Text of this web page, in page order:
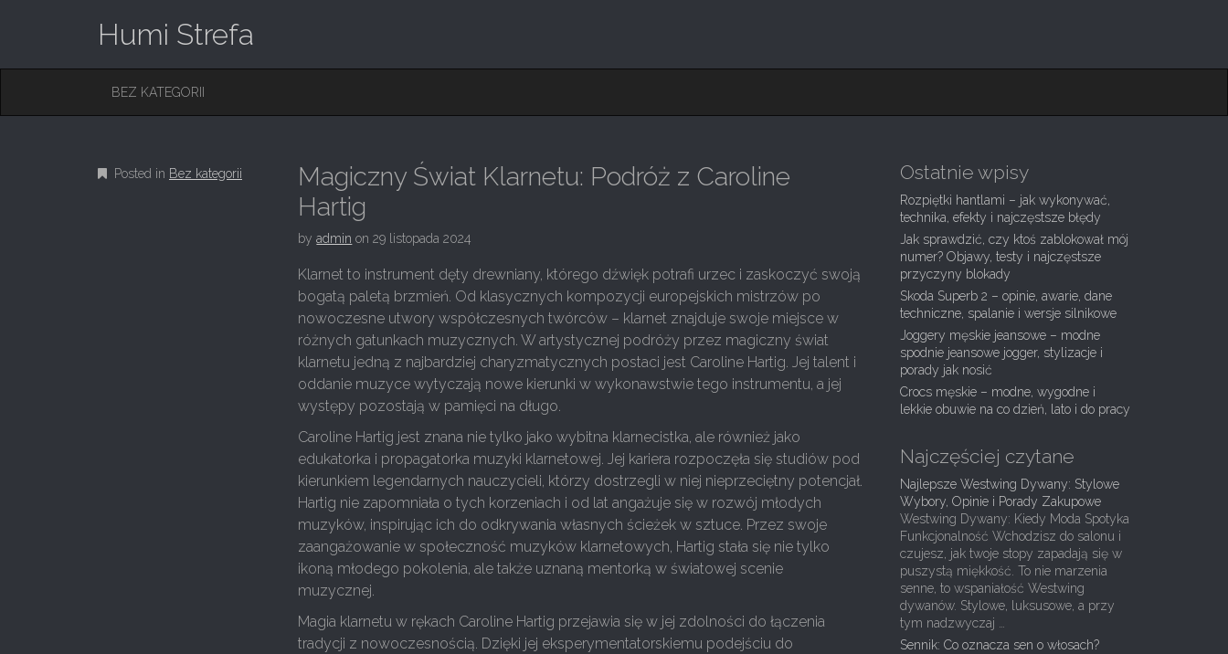
Humi Strefa
M
M
C
BEZ KATEGORII
Posted in Bez kategorii
Magiczny Świat Klarnetu: Podróż z Caroline
Hartig
byadmin on29 listopada 2024
Klarnet to instrument dęty drewniany, którego dźwięk potrafi urzec i zaskoczyć swoją
bogatą paletą brzmień. Od klasycznych kompozycji europejskich mistrzów po
nowoczesne utwory współczesnych twórców – klarnet znajduje swoje miejsce w
różnych gatunkach muzycznych. W artystycznej podróży przez magiczny świat
klarnetu jedną z najbardziej charyzmatycznych postaci jest Caroline Hartig. Jej talent i
oddanie muzyce wytyczają nowe kierunki w wykonawstwie tego instrumentu, a jej
występy pozostają w pamięci na długo.
Caroline Hartig jest znana nie tylko jako wybitna klarnecistka, ale również jako
edukatorka i propagatorka muzyki klarnetowej. Jej kariera rozpoczęła się studiów pod
kierunkiem legendarnych nauczycieli, którzy dostrzegli w niej nieprzeciętny potencjał.
Hartig nie zapomniała o tych korzeniach i od lat angażuje się w rozwój młodych
muzyków, inspirując ich do odkrywania własnych ścieżek w sztuce. Przez swoje
zaangażowanie w społeczność muzyków klarnetowych, Hartig stała się nie tylko
ikoną młodego pokolenia, ale także uznaną mentorką w światowej scenie
muzycznej.
Magia klarnetu w rękach Caroline Hartig przejawia się w jej zdolności do łączenia
tradycji z nowoczesnością. Dzięki jej eksperymentatorskiemu podejściu do
Ostatnie wpisy
Rozpiętki hantlami – jak wykonywać,
technika, efekty i najczęstsze błędy
Jak sprawdzić, czy ktoś zablokował mój
numer? Objawy, testy i najczęstsze
przyczyny blokady
Skoda Superb 2 – opinie, awarie, dane
techniczne, spalanie i wersje silnikowe
Joggery męskie jeansowe – modne
spodnie jeansowe jogger, stylizacje i
porady jak nosić
Crocs męskie – modne, wygodne i
lekkie obuwie na co dzień, lato i do pracy
Najczęściej czytane
Najlepsze Westwing Dywany: Stylowe
Wybory, Opinie i Porady Zakupowe
Westwing Dywany: Kiedy Moda Spotyka
Funkcjonalność Wchodzisz do salonu i
czujesz, jak twoje stopy zapadają się w
puszystą miękkość. To nie marzenia
senne, to wspaniałość Westwing
dywanów. Stylowe, luksusowe, a przy
tym nadzwyczaj …
Sennik: Co oznacza sen o włosach?